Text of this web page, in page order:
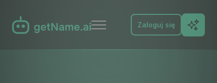
Zaloguj się